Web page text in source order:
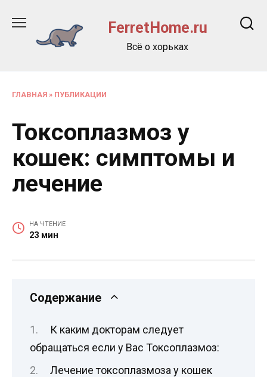
содержанию
FerretHome.ru
Всё о хорьках
ГЛАВНАЯ » ПУБЛИКАЦИИ
Токсоплазмоз у
кошек: симптомы и
лечение
НА ЧТЕНИЕ
23 мин
Содержание
К каким докторам следует
обращаться если у Вас Токсоплазмоз:
Лечение токсоплазмоза у кошек